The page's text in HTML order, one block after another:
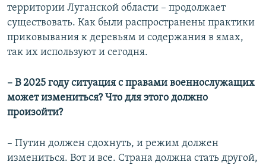
территории Луганской области – продолжает
существовать. Как были распространены практики
приковывания к деревьям и содержания в ямах,
так их используют и сегодня.
– В 2025 году ситуация с правами военнослужащих
может измениться? Что для этого должно
произойти?
– Путин должен сдохнуть, и режим должен
измениться. Вот и все. Страна должна стать другой,